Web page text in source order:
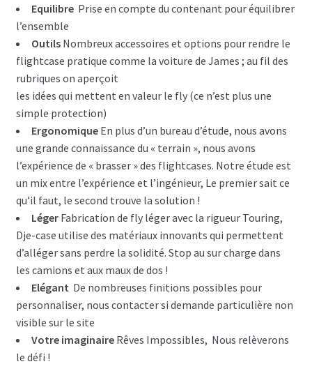
EquilibrePrise en compte du contenant pour équilibrer
l’ensemble
OutilsNombreux accessoires et options pour rendre le
flightcase pratique comme la voiture de James ; au fil des
rubriques on aperçoit
les idées qui mettent en valeur le fly (ce n’est plus une
simple protection)
ErgonomiqueEn plus d’un bureau d’étude, nous avons
une grande connaissance du « terrain », nous avons
l’expérience de « brasser » des flightcases. Notre étude est
un mix entre l’expérience et l’ingénieur, Le premier sait ce
qu’il faut, le second trouve la solution !
LégerFabrication de fly léger avec la rigueur Touring,
Dje-case utilise des matériaux innovants qui permettent
d’alléger sans perdre la solidité. Stop au sur charge dans
les camions et aux maux de dos !
Elégant De nombreuses finitions possibles pour
personnaliser, nous contacter si demande particulière non
visible sur le site
Votre imaginaireRêves Impossibles, Nous relèverons
le défi !